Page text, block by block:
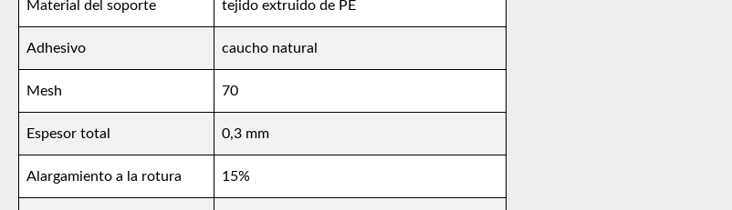
Material del soporte tejido extruido de PE
Adhesivo caucho natural
Mesh 70
Espesor total 0,3 mm
Alargamiento a la rotura 15%